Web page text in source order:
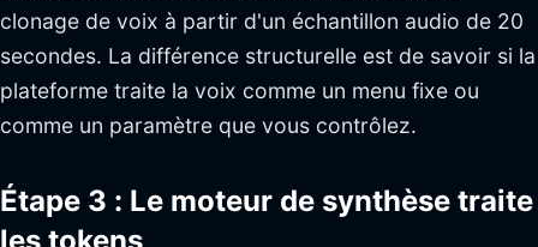
clonage de voix à partir d'un échantillon audio de 20
secondes. La différence structurelle est de savoir si la
plateforme traite la voix comme un menu fixe ou
comme un paramètre que vous contrôlez.
Étape 3 : Le moteur de synthèse traite